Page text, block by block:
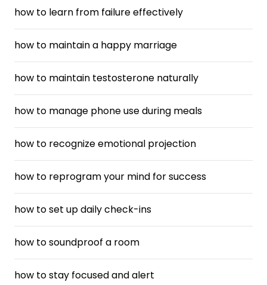
how to learn from failure effectively
how to maintain a happy marriage
how to maintain testosterone naturally
how to manage phone use during meals
how to recognize emotional projection
how to reprogram your mind for success
how to set up daily check-ins
how to soundproof a room
how to stay focused and alert